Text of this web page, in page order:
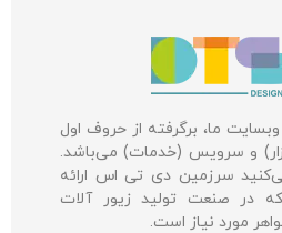
ما، برگرفته از حروف اول
و سرویس (خدمات) می‌باشد.
سرزمین دی تی اس ارائه
در صنعت تولید زیور آلات
مورد نیاز است.